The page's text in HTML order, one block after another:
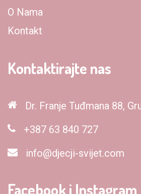
O Nama
Kontakt
Kontaktirajte nas
Dr. Franje Tuđmana 88,
+387 63 840 727
info@djecji-svijet.com
Facebook i Instagram